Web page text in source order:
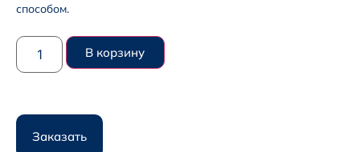
способом.
В корзину
Заказать